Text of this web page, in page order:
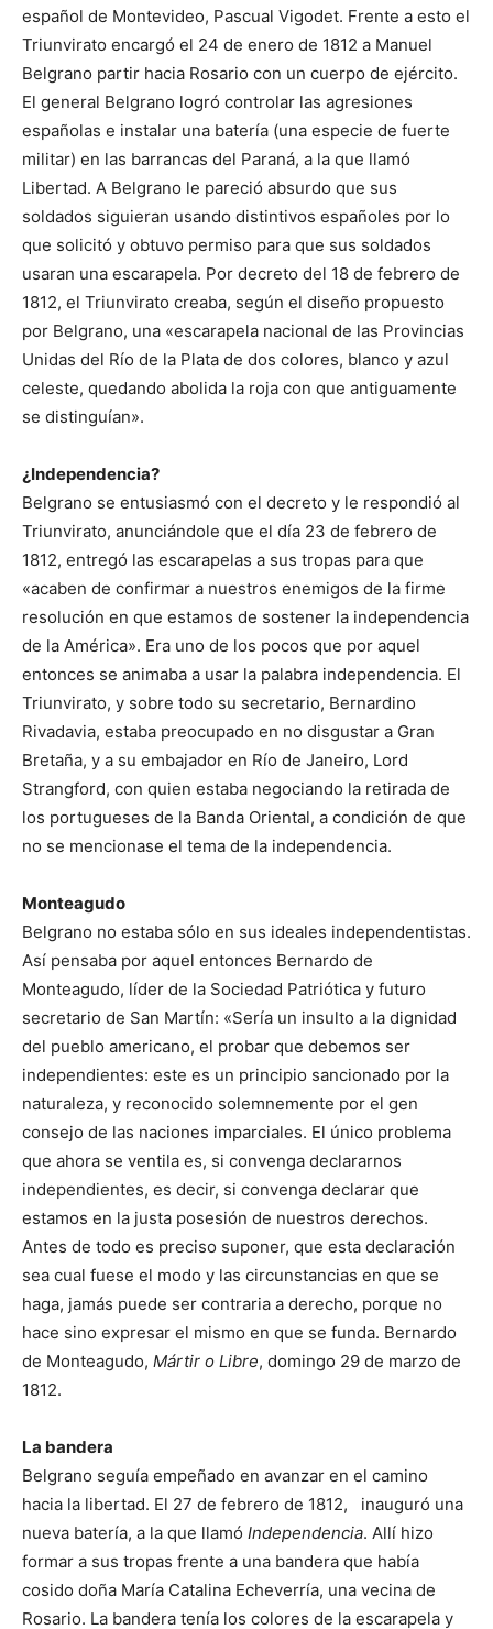
español de Montevideo, Pascual Vigodet. Frente a esto el
Triunvirato encargó el 24 de enero de 1812 a Manuel
Belgrano partir hacia Rosario con un cuerpo de ejército.
El general Belgrano logró controlar las agresiones
españolas e instalar una batería (una especie de fuerte
militar) en las barrancas del Paraná, a la que llamó
Libertad. A Belgrano le pareció absurdo que sus
soldados siguieran usando distintivos españoles por lo
que solicitó y obtuvo permiso para que sus soldados
usaran una escarapela. Por decreto del 18 de febrero de
1812, el Triunvirato creaba, según el diseño propuesto
por Belgrano, una «escarapela nacional de las Provincias
Unidas del Río de la Plata de dos colores, blanco y azul
celeste, quedando abolida la roja con que antiguamente
se distinguían».
¿Independencia?
Belgrano se entusiasmó con el decreto y le respondió al
Triunvirato, anunciándole que el día 23 de febrero de
1812, entregó las escarapelas a sus tropas para que
«acaben de confirmar a nuestros enemigos de la firme
resolución en que estamos de sostener la independencia
de la América». Era uno de los pocos que por aquel
entonces se animaba a usar la palabra independencia. El
Triunvirato, y sobre todo su secretario, Bernardino
Rivadavia, estaba preocupado en no disgustar a Gran
Bretaña, y a su embajador en Río de Janeiro, Lord
Strangford, con quien estaba negociando la retirada de
los portugueses de la Banda Oriental, a condición de que
no se mencionase el tema de la independencia.
Monteagudo
Belgrano no estaba sólo en sus ideales independentistas.
Así pensaba por aquel entonces Bernardo de
Monteagudo, líder de la Sociedad Patriótica y futuro
secretario de San Martín: «Sería un insulto a la dignidad
del pueblo americano, el probar que debemos ser
independientes: este es un principio sancionado por la
naturaleza, y reconocido solemnemente por el gen
consejo de las naciones imparciales. El único problema
que ahora se ventila es, si convenga declararnos
independientes, es decir, si convenga declarar que
estamos en la justa posesión de nuestros derechos.
Antes de todo es preciso suponer, que esta declaración
sea cual fuese el modo y las circunstancias en que se
haga, jamás puede ser contraria a derecho, porque no
hace sino expresar el mismo en que se funda. Bernardo
de Monteagudo, Mártir o Libre, domingo 29 de marzo de
1812.
La bandera
Belgrano seguía empeñado en avanzar en el camino
hacia la libertad. El 27 de febrero de 1812, inauguró una
nueva batería, a la que llamó Independencia. Allí hizo
formar a sus tropas frente a una bandera que había
cosido doña María Catalina Echeverría, una vecina de
Rosario. La bandera tenía los colores de la escarapela y